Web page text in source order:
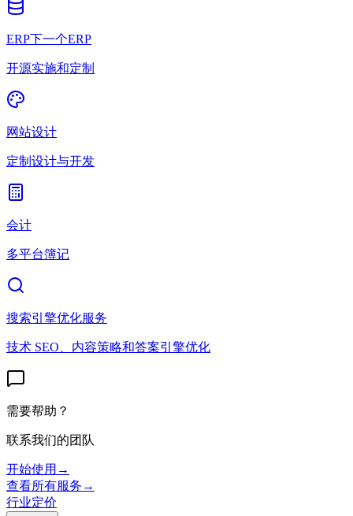
ERP下一个ERP
开源实施和定制
网站设计
定制设计与开发
会计
多平台簿记
搜索引擎优化服务
技术 SEO、内容策略和答案引擎优化
需要帮助？
联系我们的团队
开始使用 →
查看所有服务 →
行业定价